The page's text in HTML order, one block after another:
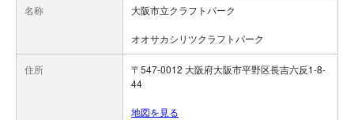
名称 大阪市立クラフトパーク
オオサカシリツクラフトパーク
住所
〒547-0012 大阪府大阪市平野区長吉六反1-8-
44
地図を見る